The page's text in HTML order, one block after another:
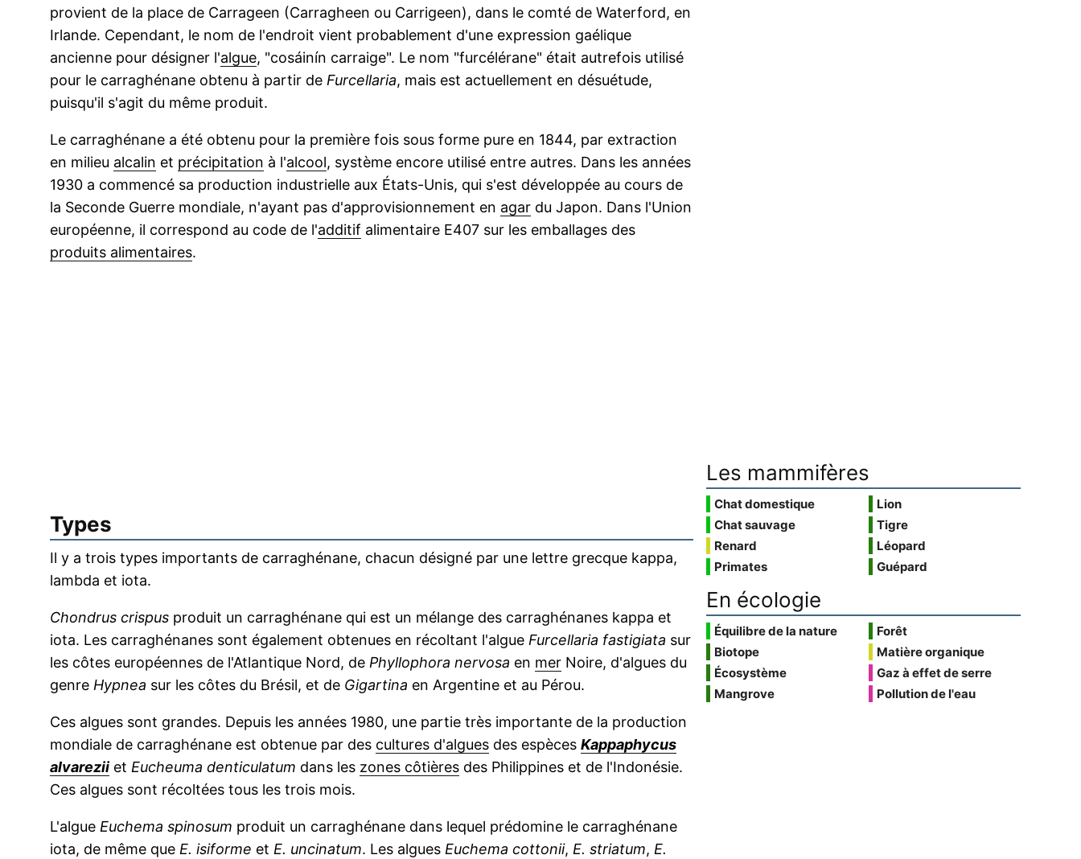
provient de la place de Carrageen (Carragheen ou Carrigeen), dans le comté de Waterford, en
Irlande. Cependant, le nom de l'endroit vient probablement d'une expression gaélique
ancienne pour désigner l'algue, "cosáinín carraige". Le nom "furcélérane" était autrefois utilisé
pour le carraghénane obtenu à partir de Furcellaria, mais est actuellement en désuétude,
puisqu'il s'agit du même produit.
Le carraghénane a été obtenu pour la première fois sous forme pure en 1844, par extraction
en milieu alcalin et précipitation à l'alcool, système encore utilisé entre autres. Dans les années
1930 a commencé sa production industrielle aux États-Unis, qui s'est développée au cours de
la Seconde Guerre mondiale, n'ayant pas d'approvisionnement en agar du Japon. Dans l'Union
européenne, il correspond au code de l'additif alimentaire E407 sur les emballages des
produits alimentaires.
Types
Il y a trois types importants de carraghénane, chacun désigné par une lettre grecque kappa,
lambda et iota.
Chondrus crispus produit un carraghénane qui est un mélange des carraghénanes kappa et
iota. Les carraghénanes sont également obtenues en récoltant l'algue Furcellaria fastigiata sur
les côtes européennes de l'Atlantique Nord, de Phyllophora nervosa en mer Noire, d'algues du
genre Hypnea sur les côtes du Brésil, et de Gigartina en Argentine et au Pérou.
Ces algues sont grandes. Depuis les années 1980, une partie très importante de la production
mondiale de carraghénane est obtenue par des cultures d'algues des espèces Kappaphycus
alvarezii et Eucheuma denticulatum dans les zones côtières des Philippines et de l'Indonésie.
Ces algues sont récoltées tous les trois mois.
L'algue Euchema spinosum produit un carraghénane dans lequel prédomine le carraghénane
iota, de même que E. isiforme et E. uncinatum. Les algues Euchema cottonii, E. striatum, E.
Les mammifères
Chat domestique
Chat sauvage
Renard
Primates
Lion
Tigre
Léopard
Guépard
En écologie
Équilibre de la nature
Biotope
Écosystème
Mangrove
Forêt
Matière organique
Gaz à effet de serre
Pollution de l'eau